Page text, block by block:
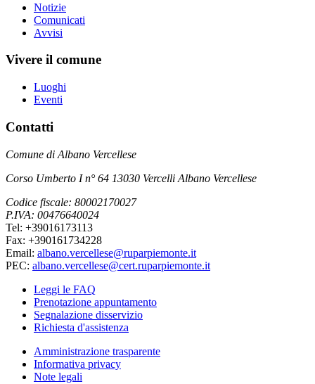
Notizie
Comunicati
Avvisi
Vivere il comune
Luoghi
Eventi
Contatti
Comune di Albano Vercellese
Corso Umberto I n° 64 13030 Vercelli Albano Vercellese
Codice fiscale: 80002170027
P.IVA: 00476640024
Tel: +39016173113
Fax: +390161734228
Email: albano.vercellese@ruparpiemonte.it
PEC: albano.vercellese@cert.ruparpiemonte.it
Leggi le FAQ
Prenotazione appuntamento
Segnalazione disservizio
Richiesta d'assistenza
Amministrazione trasparente
Informativa privacy
Note legali